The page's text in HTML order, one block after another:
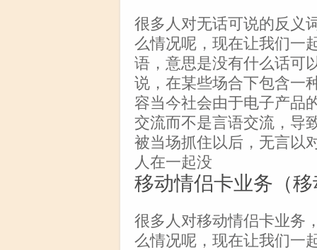
很多人对无话可说的反义
么情况呢，现在让我们一
语，意思是没有什么话
说，在某些场合下包含一
容当今社会由于电子产品
交流而不是言语交流，导
被当场抓住以后，无言以
人在一起没
移动情侣卡业务（
很多人对移动情侣卡业务
么情况呢，现在让我们一